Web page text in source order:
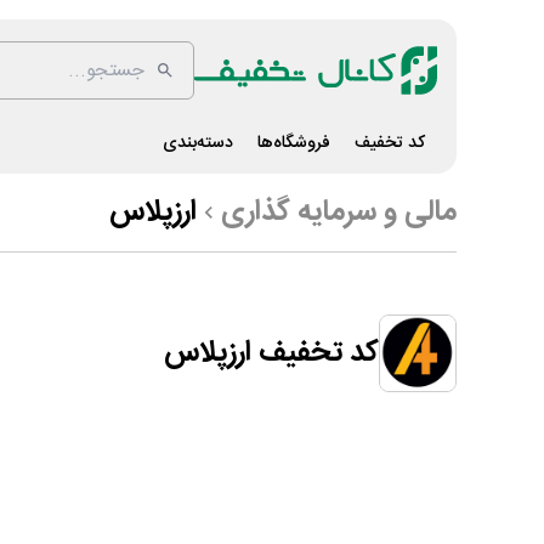
کد تخفیف فروشگاه‌ها دسته‌بندی
مالی و سرمایه گذاری ارزپلاس
کد تخفیف ارزپلاس